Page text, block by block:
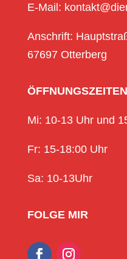
E-Mail:
Anschrift:
67697 Otterberg
ÖFFNUNGSZEITEN
Mi: 10-13 Uhr und
Fr: 15-18:00 Uhr
Sa: 10-13Uhr
FOLGE MIR